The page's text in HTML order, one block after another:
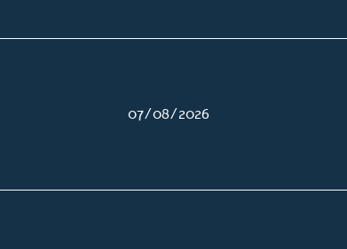
07/08/2026